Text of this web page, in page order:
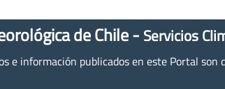
de Chile - Servicios
e información publicados en este Portal